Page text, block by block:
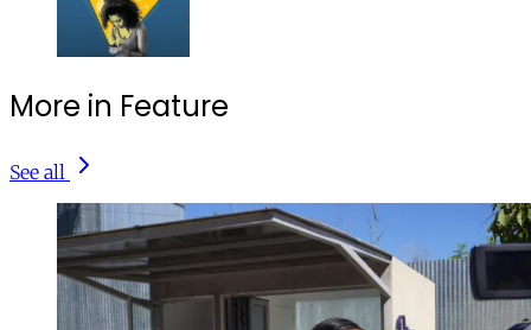
More in Feature
See all